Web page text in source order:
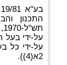
התכנון
תש"ל-1970, שלפיהן תוגש הבקשה ל
על-ידי בעל
על-ידי כל
2א(4)).